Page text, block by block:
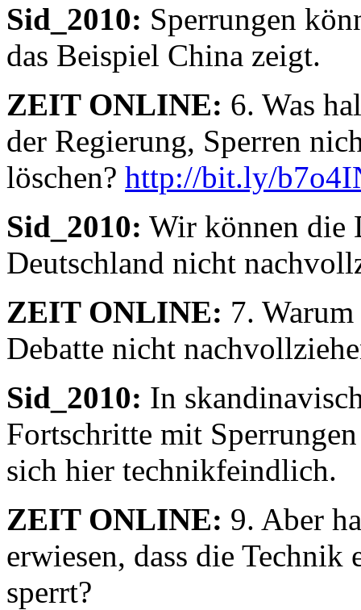
Sid_2010: Sperrungen
das Beispiel China zeigt.
ZEIT ONLINE: 6. Was
der Regierung, Sperren
löschen? http://bit.ly/
Sid_2010: Wir können die
Deutschland nicht
ZEIT ONLINE: 7.
Debatte nicht
Sid_2010: In
Fortschritte mit
sich hier technikfeindlich.
ZEIT ONLINE: 9. Aber
erwiesen, dass die Technik
sperrt?